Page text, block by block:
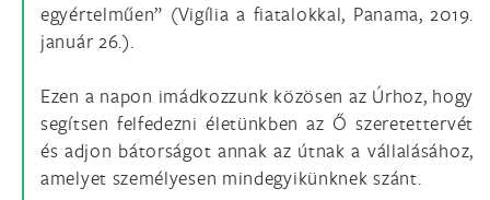
egyértelműen” (Vigília a fiatalokkal, Panama, 2019.
január 26.).
Ezen a napon imádkozzunk közösen az Úrhoz, hogy
segítsen felfedezni életünkben az Ő szeretettervét
és adjon bátorságot annak az útnak a vállalásához,
amelyet személyesen mindegyikünknek szánt.